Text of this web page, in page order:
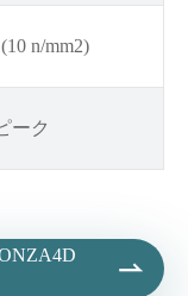
n/mm2)
ーク
